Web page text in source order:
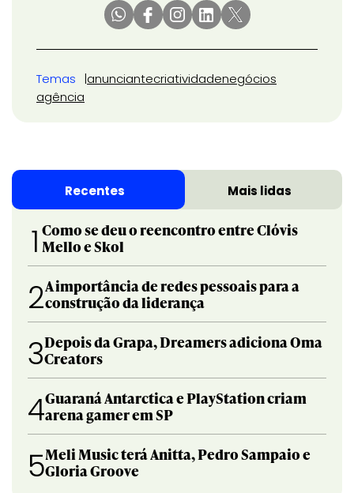
Temas anunciantecriatividadenegócios
agência
Recentes Mais lidas
1 Como se deu o reencontro entre Clóvis
Mello e Skol
2A importância de redes pessoais para a
construção da liderança
3Depois da Grapa, Dreamers adiciona Oma
Creators
4Guaraná Antarctica e PlayStation criam
arena gamer em SP
5Meli Music terá Anitta, Pedro Sampaio e
Gloria Groove